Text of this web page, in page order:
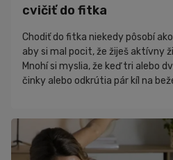
cvičiť do fitka
Chodiť do fitka niekedy pôsobí
aby si mal pocit, že žiješ aktívny
Mnohí si myslia, že keď tri alebo
činky alebo odkrútia pár kíl na
pocit, že niečo robíš, ale väčšina
alebo dve a potom celý deň sedí
aute. Ak je cvičenie v...